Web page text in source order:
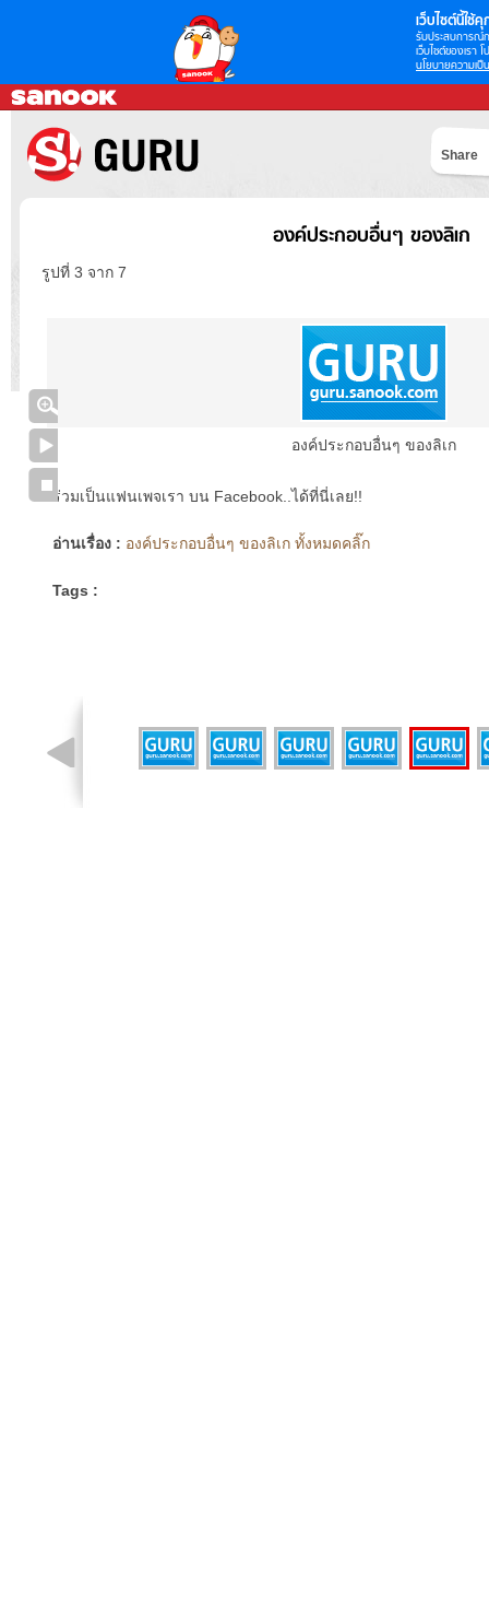
เว็บไซต์นี้ใช้คุ
รับประสบการณ์
เว็บไซต์ของเรา
นโยบายความเป็
Share
องค์ประกอบอื่นๆ ของลิเก
รูปที่ 3 จาก 7
องค์ประกอบอื่นๆ ของลิเก
ร่วมเป็นแฟนเพจเรา บน Facebook..ได้ที่นี่เลย!!
อ่านเรื่อง : องค์ประกอบอื่นๆ ของลิเก ทั้งหมดคลิ๊ก
Tags :